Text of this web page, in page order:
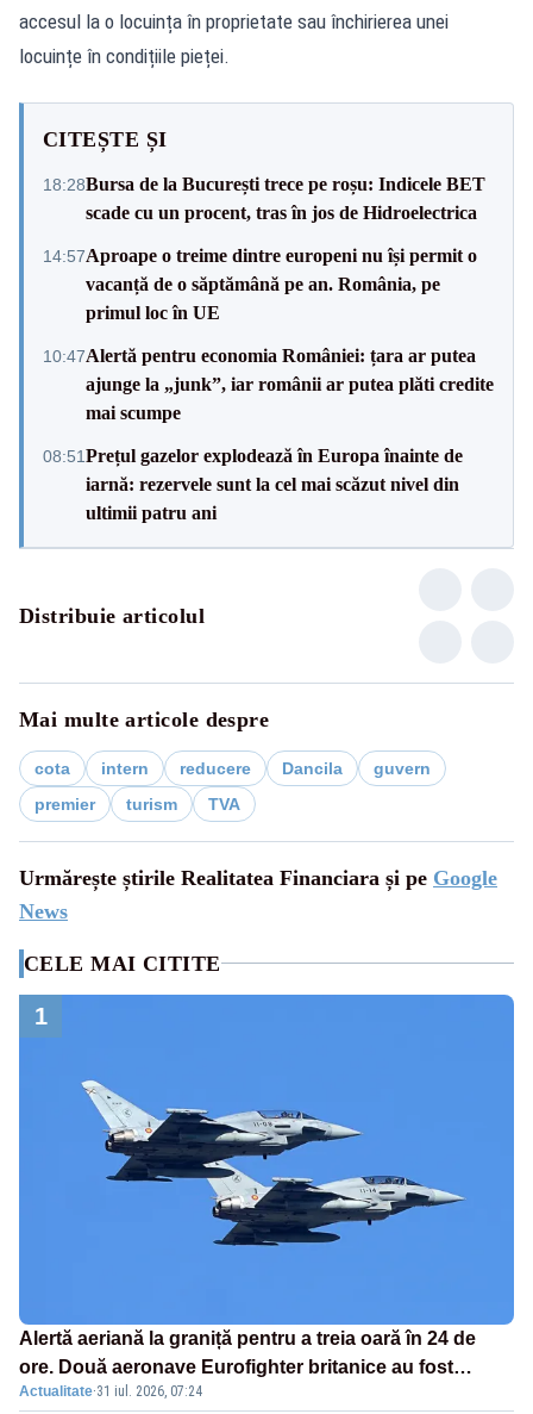
accesul la o locuința în proprietate sau închirierea unei
locuințe în condițiile pieței.
CITEȘTE ȘI
18:28Bursa de la București trece pe roșu: Indicele BET
scade cu un procent, tras în jos de Hidroelectrica
14:57Aproape o treime dintre europeni nu își permit o
vacanță de o săptămână pe an. România, pe
primul loc în UE
10:47Alertă pentru economia României: țara ar putea
ajunge la „junk”, iar românii ar putea plăti credite
mai scumpe
08:51Prețul gazelor explodează în Europa înainte de
iarnă: rezervele sunt la cel mai scăzut nivel din
ultimii patru ani
Distribuie articolul
Mai multe articole despre
cota intern reducere Dancila
guvern
premier
turism TVA
Urmărește știrile Realitatea Financiara și pe Google
News
CELE MAI CITITE
1
Alertă aeriană la graniță pentru a treia oară în 24 de
ore. Două aeronave Eurofighter britanice au fost
ridicate de la sol
Actualitate·31 iul. 2026, 07:24